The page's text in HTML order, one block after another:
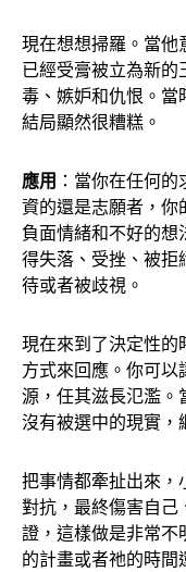
現在想想掃羅。當他
已經受膏被立為新
毒、嫉妒和仇恨。當
結局顯然很糟糕。
應用 ：當你在任何
資的還是志願者，你
負面情緒和不好的
得失落、受挫、被拒
待或者被歧視。
現在來到了決定性的
方式來回應。你可
源，任其滋長氾濫。
沒有被選中的現實，
把事情都牽扯出來，
對抗，最終傷害自己
證，這樣做是非常不
的計畫或者祂的時間